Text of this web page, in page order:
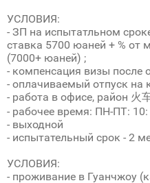
УСЛОВИЯ:
- ЗП на испытатльном
ставка 5700 юаней + % от
(7000+ юаней) ;
- компенсация визы после
- оплачиваемый отпуск на
- работа в офисе, район 火
- рабочее время: ПН-ПТ:
- выходной
- испытательный срок - 2
УСЛОВИЯ:
- проживание в Гуанчжоу